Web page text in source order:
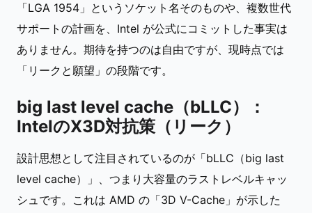
「LGA 1954」というソケット名そのものや、複数世代
サポートの計画を、Intel が公式にコミットした事実は
ありません。期待を持つのは自由ですが、現時点では
「リークと願望」の段階です。
big last level cache（bLLC）：
IntelのX3D対抗策（リーク）
設計思想として注目されているのが「bLLC（big last
level cache）」、つまり大容量のラストレベルキャッ
シュです。これは AMD の「3D V-Cache」が示した